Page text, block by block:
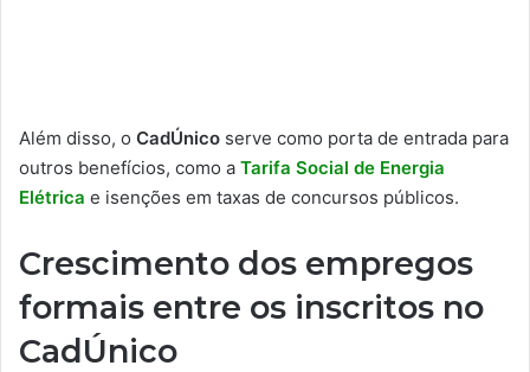
Além disso, o CadÚnico serve como porta de entrada para
outros benefícios, como a Tarifa Social de Energia
Elétrica e isenções em taxas de concursos públicos.
Crescimento dos empregos
formais entre os inscritos no
CadÚnico